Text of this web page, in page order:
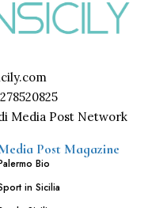
Media Post Network
Post Magazine
Bio
in Sicilia